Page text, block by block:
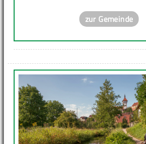
zur Gemeinde